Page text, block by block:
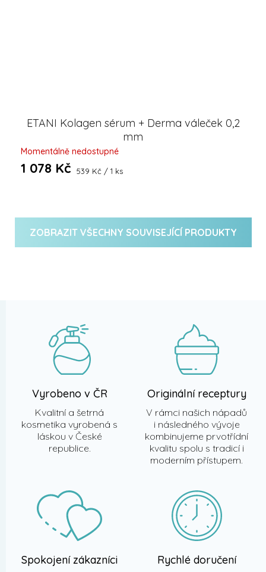
ETANI Kolagen sérum + Derma váleček 0,2
mm
Momentálně nedostupné
1 078 Kč
Měrná
539 Kč / 1 ks
ZOBRAZIT VŠECHNY SOUVISEJÍCÍ PRODUKTY
Vyrobeno v ČR
Kvalitní a šetrná
kosmetika vyrobená s
láskou v České
republice.
Originální receptury
V rámci našich nápadů
i následného vývoje
kombinujeme prvotřídní
kvalitu spolu s tradicí i
moderním přístupem.
Spokojení zákazníci Rychlé doručení